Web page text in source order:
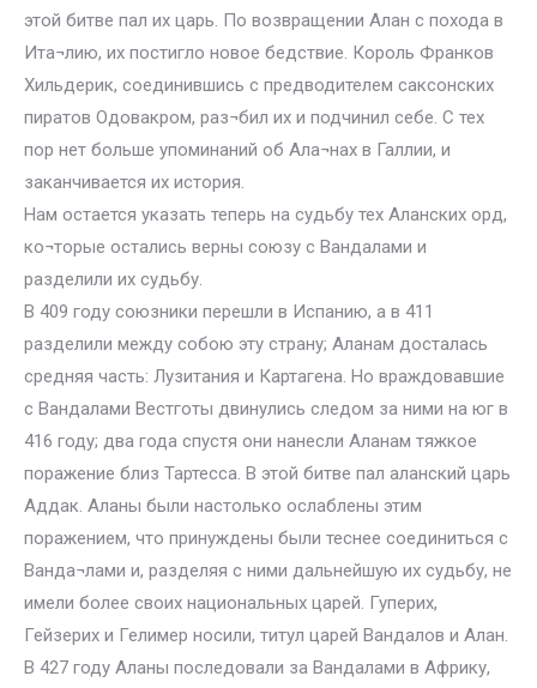
этой битве пал их царь. По возвращении Алан с похода в
Ита¬лию, их постигло новое бедствие. Король Франков
Хильдерик, соединившись с предводителем саксонских
пиратов Одовакром, раз¬бил их и подчинил себе. С тех
пор нет больше упоминаний об Ала¬нах в Галлии, и
заканчивается их история.
Нам остается указать теперь на судьбу тех Аланских орд,
ко¬торые остались верны союзу с Вандалами и
разделили их судьбу.
В 409 году союзники перешли в Испанию, а в 411
разделили между собою эту страну; Аланам досталась
средняя часть: Лузитания и Картагена. Но враждовавшие
с Вандалами Вестготы двинулись следом за ними на юг в
416 году; два года спустя они нанесли Аланам тяжкое
поражение близ Тартесса. В этой битве пал аланский царь
Аддак. Аланы были настолько ослаблены этим
поражением, что принуждены были теснее соединиться с
Ванда¬лами и, разделяя с ними дальнейшую их судьбу, не
имели более своих национальных царей. Гуперих,
Гейзерих и Гелимер носили, титул царей Вандалов и Алан.
В 427 году Аланы последовали за Вандалами в Африку,